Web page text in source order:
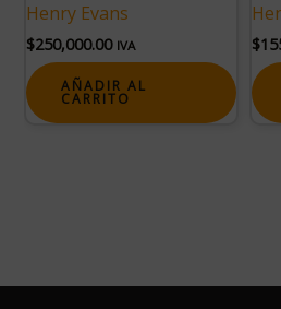
Henry Evans
$250,000.00 IVA
AÑADIR AL
CARRITO
$